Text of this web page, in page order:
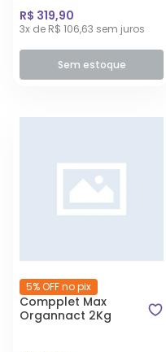
R$ 319,90
3x de R$ 106,63 sem juros
Sem estoque
5% OFF no pix
Compplet Max
Organnact 2Kg